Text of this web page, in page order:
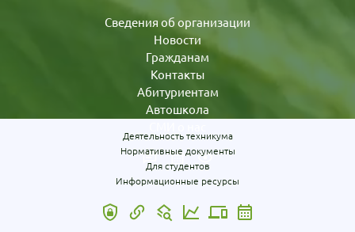
Сведения об организации
Новости
Гражданам
Контакты
Абитуриентам
Автошкола
Деятельность техникума
Нормативные документы
Для студентов
Информационные ресурсы